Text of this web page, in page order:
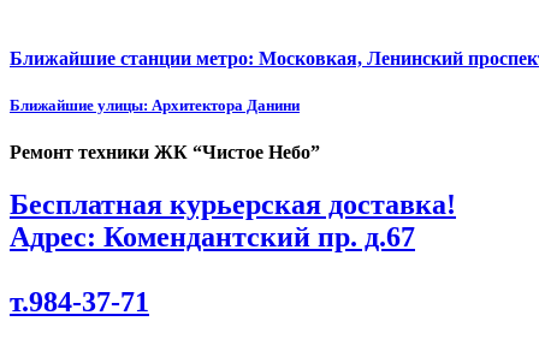
Ближайшие станции метро: Московкая, Ленинский
Ближайшие улицы: Архитектора Данини
Ремонт техники ЖК “Чистое Небо”
Бесплатная курьерская доставка!
Адрес: Комендантский пр. д.67
т.984-37-71